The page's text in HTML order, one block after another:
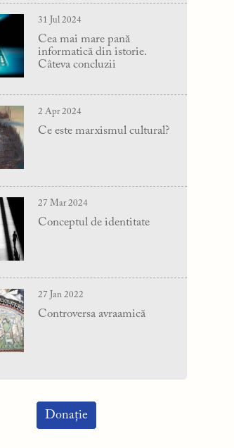
31 Jul 2024
Cea mai mare pană
informatică din istorie.
Câteva concluzii
2 Apr 2024
Ce este marxismul cultural?
27 Mar 2024
Conceptul de identitate
27 Jan 2022
Controversa avraamică
Donație